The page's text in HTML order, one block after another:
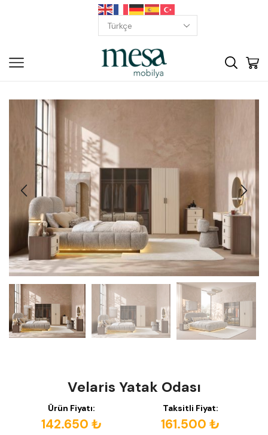
Velaris Yatak Odası
Ürün Fiyatı:
142.650 ₺
Taksitli Fiyat:
161.500 ₺